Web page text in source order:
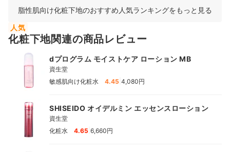
脂性肌向け化粧下地のおすすめ人気ランキングをもっと見る
人気
化粧下地関連の商品レビュー
dプログラム モイストケア ローション MB
資生堂
敏感肌向け化粧水
4.45 4,080円
SHISEIDO オイデルミン エッセンスローション
資生堂
化粧水
4.65 6,660円